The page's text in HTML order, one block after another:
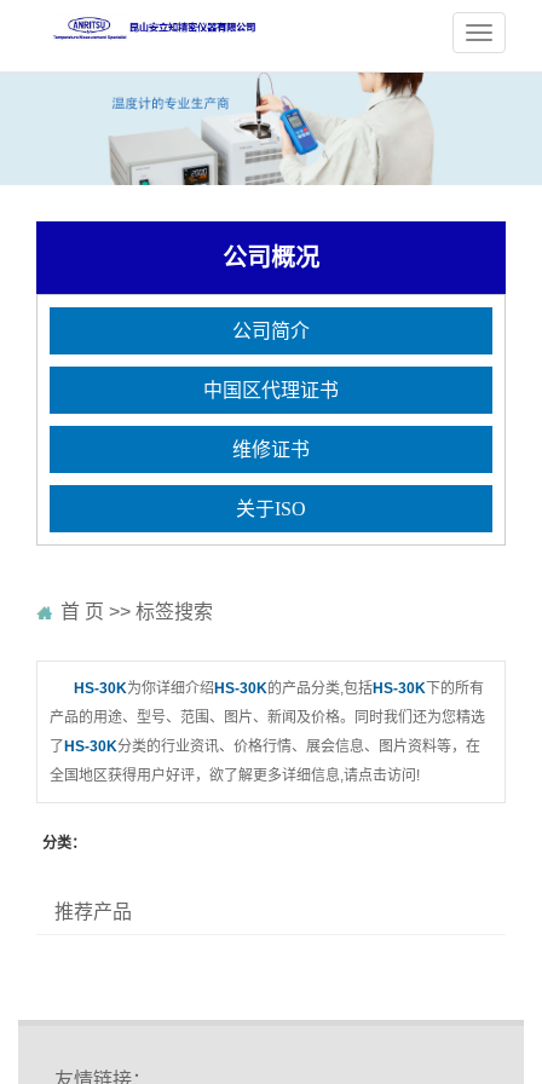
公司概况
公司简介
中国区代理证书
维修证书
关于ISO
首 页 >> 标签搜索
HS-30K为你详细介绍 HS-30K的产品分类,包括HS-30K 下的所有
产品的用途、型号、范围、图片、新闻及价格。同时我们还为您精选
了 HS-30K分类的行业资讯、价格行情、展会信息、图片资料等，在
全国地区获得用户好评，欲了解更多详细信息,请点击访问!
分类：
推荐产品